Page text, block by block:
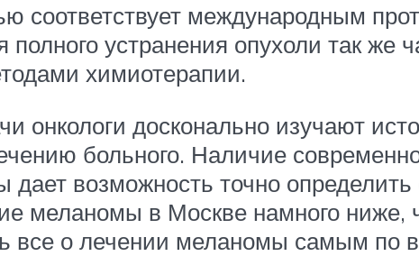
соответствует международным
устранения опухоли так же
химиотерапии.
онкологи досконально изучают
больного. Наличие
возможность точно
меланомы в Москве намного ниже,
все о лечении меланомы самым по